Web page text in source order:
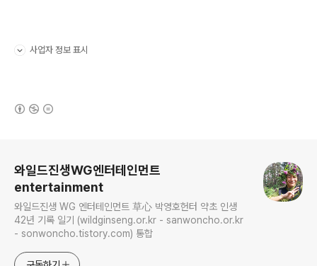
사업자 정보 표시
와일드진생WG엔터테인먼트
entertainment
와일드진생 WG 엔터테인먼트 草心 박영호헌터 약초 인생
42년 기록 일기 (wildginseng.or.kr - sanwoncho.or.kr
- sonwoncho.tistory.com) 통합